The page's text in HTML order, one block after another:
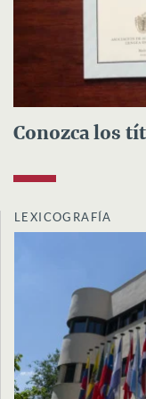
Conozca los
LEXICOGRAFÍA